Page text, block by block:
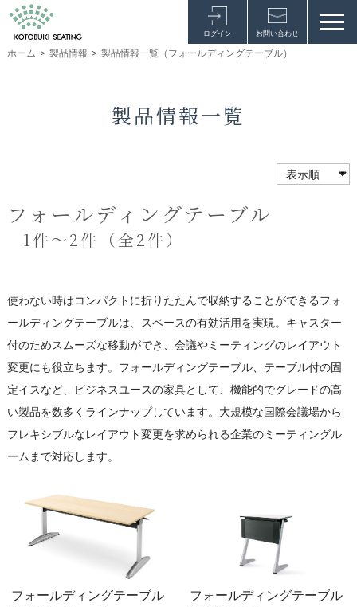
ログイン お問い合わせ
ホーム > 製品情報 > 製品情報一覧（フォールディングテーブル）
製品情報一覧
フォールディングテーブル
1件～2件（全2件）
使わない時はコンパクトに折りたたんで収納することができるフォ
ールディングテーブルは、スペースの有効活用を実現。キャスター
付のためスムーズな移動ができ、会議やミーティングのレイアウト
変更にも役立ちます。フォールディングテーブル、テーブル付の固
定イスなど、ビジネスユースの家具として、機能的でグレードの高
い製品を数多くラインナップしています。大規模な国際会議場から
フレキシブルなレイアウト変更を求められる企業のミーティングル
ームまで対応します。
フォールディングテーブル
フォールディングテーブル